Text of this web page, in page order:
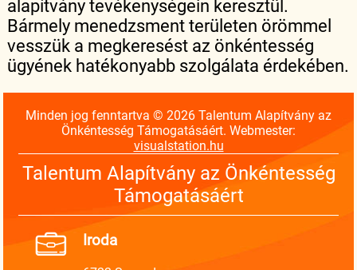
alapítvány tevékenységein keresztül.
Bármely menedzsment területen örömmel
vesszük a megkeresést az önkéntesség
ügyének hatékonyabb szolgálata érdekében.
Minden jog fenntartva © 2026 Talentum Alapítvány az
Önkéntesség Támogatásáért. Webmester:
visualstation.hu
Talentum Alapítvány az Önkéntesség
Támogatásáért
Iroda